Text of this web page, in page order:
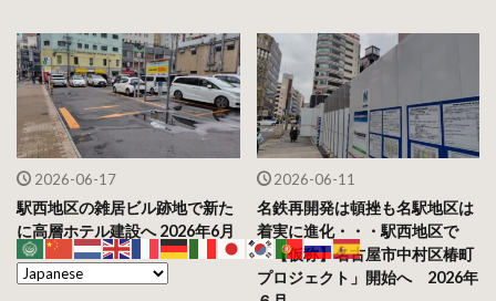
2026-06-17
駅西地区の雑居ビル跡地で新た
に高層ホテル建設へ 2026年6月
2026-06-11
名鉄再開発は頓挫も名駅地区は
着実に進化・・・駅西地区で
「【仮称】名古屋市中村区椿町
プロジェクト」開始へ 2026年